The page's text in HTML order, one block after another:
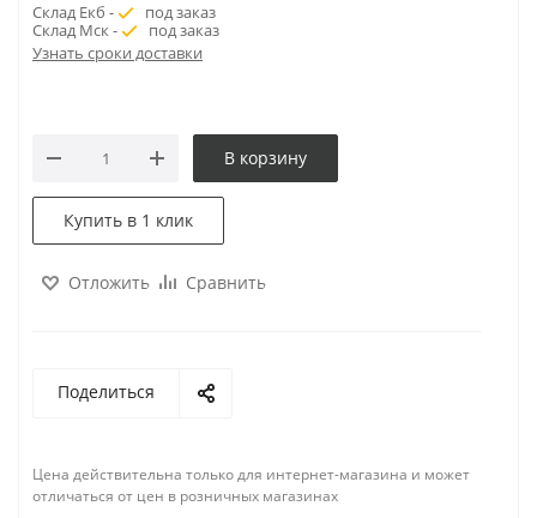
Склад Екб -
под заказ
Склад Мск -
под заказ
Узнать сроки доставки
В корзину
Купить в 1 клик
Отложить Сравнить
Поделиться
Цена действительна только для интернет-магазина и может
отличаться от цен в розничных магазинах